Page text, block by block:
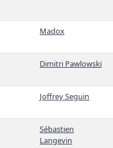
Madox
Dimitri Pawlowski
Joffrey Seguin
Sébastien
Langevin